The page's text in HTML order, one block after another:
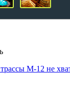
М-12 не